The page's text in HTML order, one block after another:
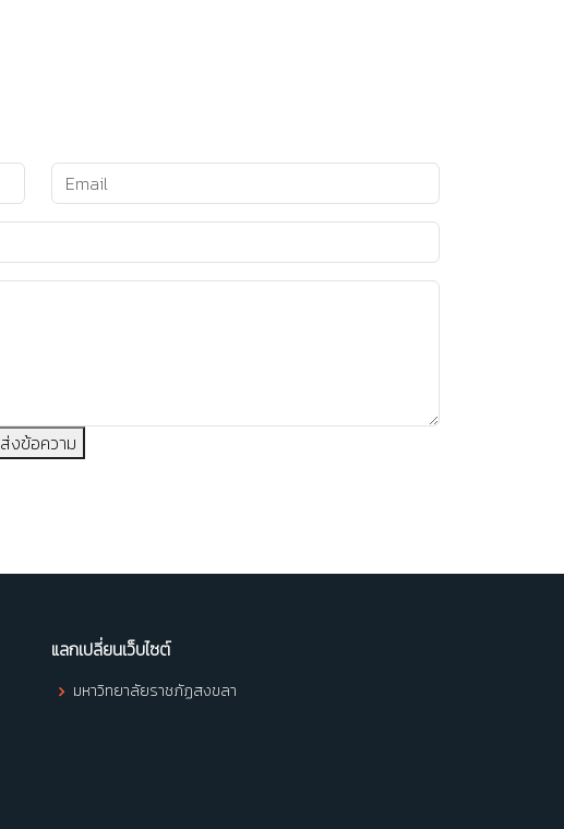
ส่งข้อความ
แลกเปลี่ยนเว็บไซต์
มหาวิทยาลัยราชภัฏสงขลา